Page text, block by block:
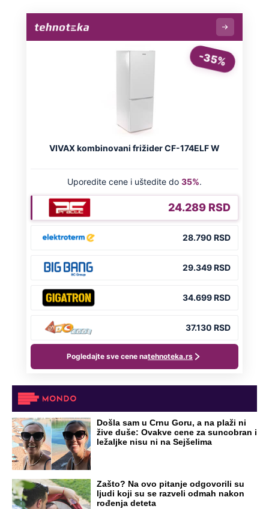
Došla sam u Crnu Goru, a na plaži ni
žive duše: Ovakve cene za suncobran i
ležaljke nisu ni na Sejšelima
Zašto? Na ovo pitanje odgovorili su
ljudi koji su se razveli odmah nakon
rođenja deteta